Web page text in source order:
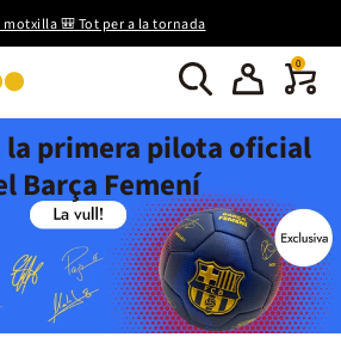
motxilla 🎒 Tot per a la tornada
0
la primera pilota oficial
Barça Femení